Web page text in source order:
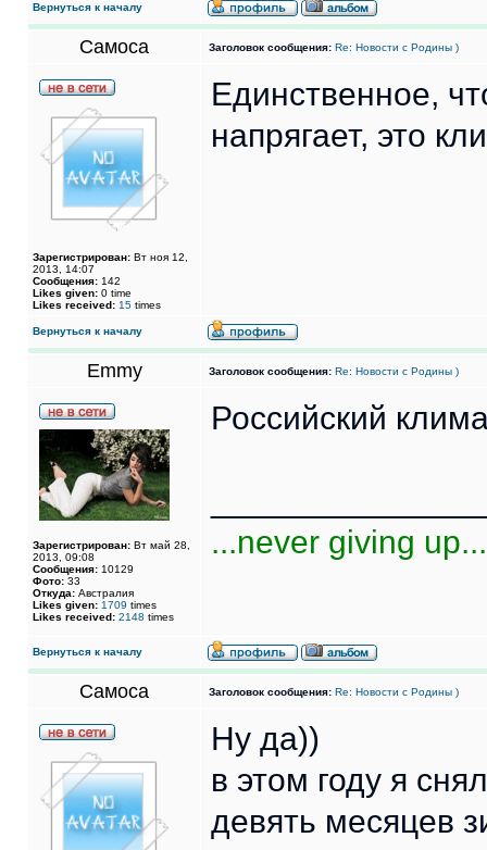
Вернуться к началу
Самоса Заголовок сообщения: Re: Новости с Родины )
Зарегистрирован: Вт ноя 12,
2013, 14:07
Сообщения: 142
Likes given: 0 time
Likes received: 15 times
Единственное,
напрягает, это
Вернуться к началу
Emmy Заголовок сообщения: Re: Новости с Родины )
Зарегистрирован: Вт май 28,
2013, 09:08
Сообщения: 10129
Фото: 33
Откуда: Австралия
Likes given: 1709 times
Likes received: 2148 times
Российский
...never giving up...
Вернуться к началу
Самоса Заголовок сообщения: Re: Новости с Родины )
Ну да))
в этом году я
девять месяцев